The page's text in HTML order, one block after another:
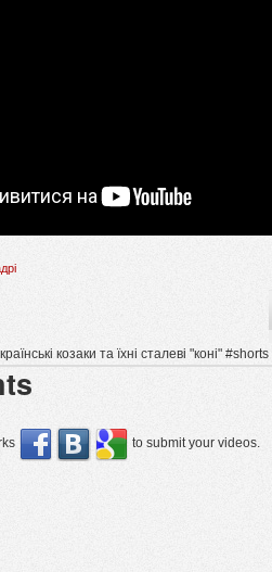
козаки та їхні сталеві "коні" #shorts
to submit your videos.